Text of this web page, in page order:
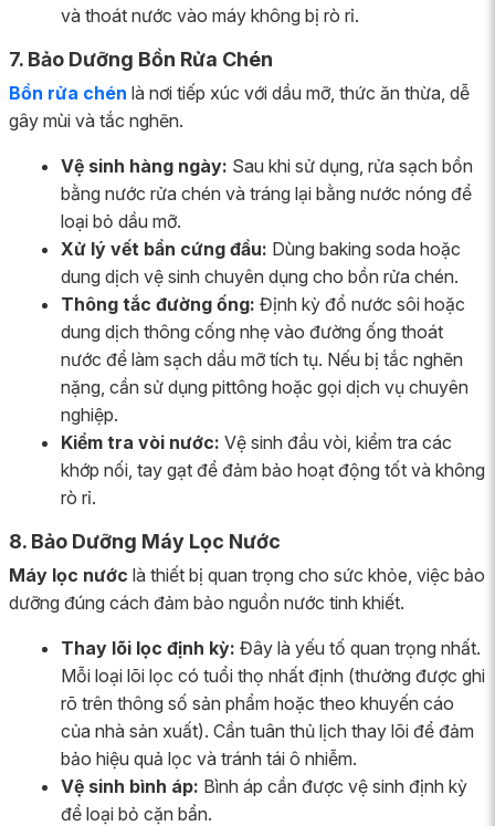
và thoát nước vào máy không bị rò rỉ.
7. Bảo Dưỡng Bồn Rửa Chén
Bồn rửa chén là nơi tiếp xúc với dầu mỡ, thức ăn thừa, dễ
gây mùi và tắc nghẽn.
Vệ sinh hàng ngày: Sau khi sử dụng, rửa sạch bồn
bằng nước rửa chén và tráng lại bằng nước nóng để
loại bỏ dầu mỡ.
Xử lý vết bẩn cứng đầu: Dùng baking soda hoặc
dung dịch vệ sinh chuyên dụng cho bồn rửa chén.
Thông tắc đường ống: Định kỳ đổ nước sôi hoặc
dung dịch thông cống nhẹ vào đường ống thoát
nước để làm sạch dầu mỡ tích tụ. Nếu bị tắc nghẽn
nặng, cần sử dụng pittông hoặc gọi dịch vụ chuyên
nghiệp.
Kiểm tra vòi nước: Vệ sinh đầu vòi, kiểm tra các
khớp nối, tay gạt để đảm bảo hoạt động tốt và không
rò rỉ.
8. Bảo Dưỡng Máy Lọc Nước
Máy lọc nước là thiết bị quan trọng cho sức khỏe, việc bảo
dưỡng đúng cách đảm bảo nguồn nước tinh khiết.
Thay lõi lọc định kỳ: Đây là yếu tố quan trọng nhất.
Mỗi loại lõi lọc có tuổi thọ nhất định (thường được ghi
rõ trên thông số sản phẩm hoặc theo khuyến cáo
của nhà sản xuất). Cần tuân thủ lịch thay lõi để đảm
bảo hiệu quả lọc và tránh tái ô nhiễm.
Vệ sinh bình áp: Bình áp cần được vệ sinh định kỳ
để loại bỏ cặn bẩn.